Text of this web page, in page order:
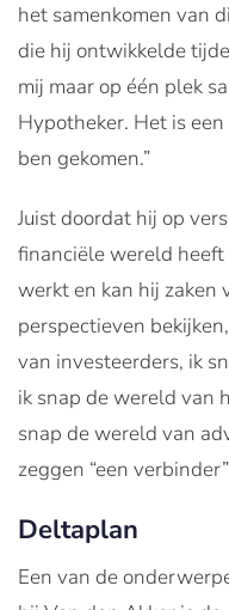
het samenkomen van
die hij ontwikkelde
mij maar op één plek
Hypotheker. Het is
ben gekomen.”
Juist doordat hij op
financiële wereld
werkt en kan hij zaken
perspectieven
van investeerders, ik
ik snap de wereld van
snap de wereld van
zeggen “een
Deltaplan
Een van de